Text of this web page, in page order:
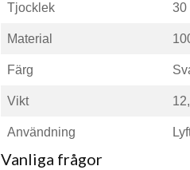
Tjocklek 30
Material
Färg
Vikt
Användning
Vanliga frågor